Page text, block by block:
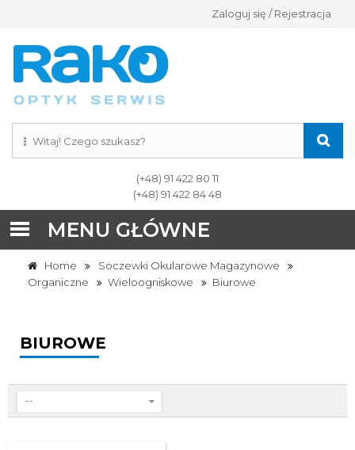
Zaloguj się / Rejestracja
(+48) 91 422 80 11
(+48) 91 422 84 48
MENU GŁÓWNE
Home
Soczewki Okularowe Magazynowe
Organiczne
Wieloogniskowe Biurowe
BIUROWE
--